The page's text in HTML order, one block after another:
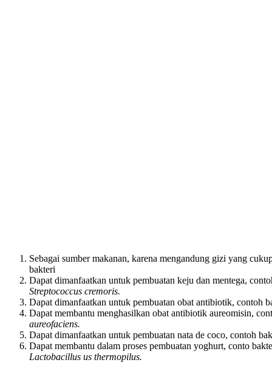
Sebagai sumber makanan, karena mengandung gizi yang
bakteri
Dapat dimanfaatkan untuk pembuatan keju dan mentega,
Streptococcus cremoris.
Dapat dimanfaatkan untuk pembuatan obat antibiotik, contoh
Dapat membantu menghasilkan obat antibiotik aureomisin,
aureofaciens.
Dapat dimanfaatkan untuk pembuatan nata de coco, contoh
Dapat membantu dalam proses pembuatan yoghurt, conto
Lactobacillus us thermopilus.